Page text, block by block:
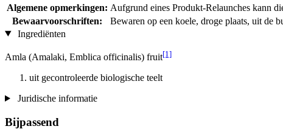
Algemene opmerkingen: Aufgrund eines Produkt-Relaunches kann
Bewaarvoorschriften:
Bewaren op een koele, droge plaats, uit de
Ingrediënten
Amla (Amalaki, Emblica officinalis) fruit[1]
uit gecontroleerde biologische teelt
Juridische informatie
Bijpassend